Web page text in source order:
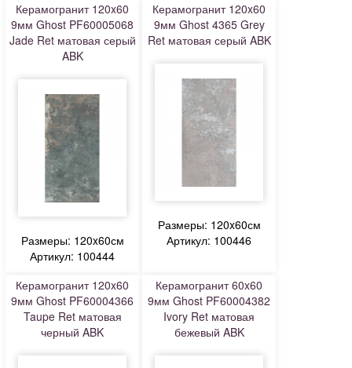
Керамогранит 120x60
9мм Ghost PF60005068
Jade Ret матовая серый
ABK
Размеры: 120x60см
Артикул: 100444
Керамогранит 120x60
9мм Ghost 4365 Grey
Ret матовая серый ABK
Размеры: 120x60см
Артикул: 100446
Керамогранит 120x60
9мм Ghost PF60004366
Taupe Ret матовая
черный ABK
Керамогранит 60x60
9мм Ghost PF60004382
Ivory Ret матовая
бежевый ABK